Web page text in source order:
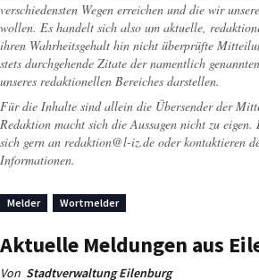
verschiedensten Wegen erreichen und die wir
wollen. Es handelt sich also um aktuelle,
ihren Wahrheitsgehalt hin nicht überprüfte
stets durchgehende Zitate der namentlich
unseres redaktionellen Bereiches darstellen.
Für die Inhalte sind allein die Übersender der
Redaktion macht sich die Aussagen nicht zu eigen.
sich gern an redaktion@l-iz.de oder kontaktieren
Informationen.
Melder Wortmelder
Aktuelle Meldungen aus
Von Stadtverwaltung Eilenburg